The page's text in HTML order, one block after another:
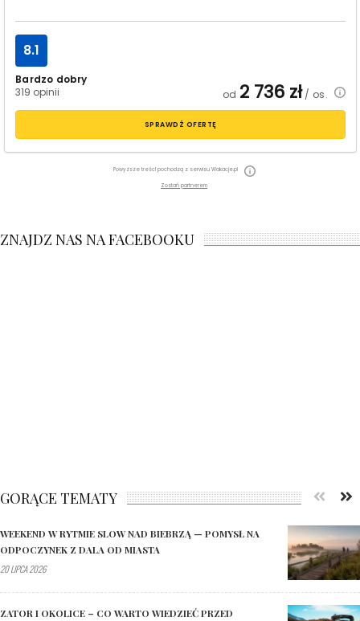
Bardzo dobry
319 opinii
8.1
od 2 736 zł/ os.
SPRAWDŹ OFERTĘ
Powyższe treści pochodzą z serwisu Wakacje.pl
Zostań partnerem
ZNAJDZ NAS NA FACEBOOKU
GORĄCE TEMATY
WEEKEND W RYTMIE SLOW NAD BIEBRZĄ — POMYSŁ NA
ODPOCZYNEK Z DALA OD MIASTA
20 LIPCA 2026
ZATOR I OKOLICE – CO WARTO WIEDZIEĆ PRZED